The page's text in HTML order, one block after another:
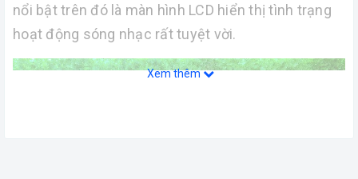
nổi bật trên đó là màn hình LCD hiển thị tình trạng
hoạt động sóng nhạc rất tuyệt vời.
Xem thêm